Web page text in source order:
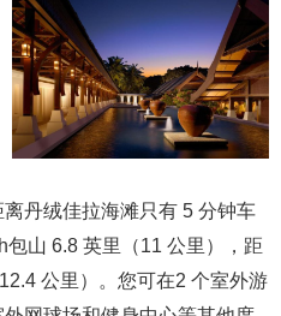
丹绒佳拉海滩只有 5 分钟车
包山 6.8 英里（11 公里），距
公里）。您可在2 个室外游